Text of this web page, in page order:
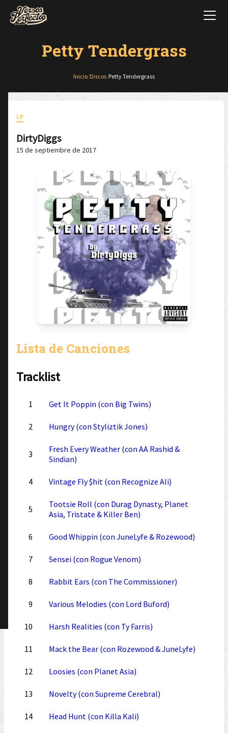
Petty Tendergrass
Inicio Discos Petty Tendergrass
LP
DirtyDiggs
15 de septiembre de 2017
Lista de Canciones
Tracklist
1 Get It Poppin (con Big Twins)
2 Hungry (con Styliztik Jones)
3
Fresh Every Weather (con AA Rashid &
Sindian)
4 Vintage Fly $hit (con Recognize Ali)
5
Tootsie Roll (con Durag Dynasty, Planet
Asia, Tristate & Killer Ben)
6 Good Whippin (con JuneLyfe & Rozewood)
7 Sensei (con Rogue Venom)
8 Rabbit Ears (con The Commissioner)
9 Various Melodies (con Lord Buford)
10 Harsh Realities (con Ty Farris)
11 Mack the Bear (con Rozewood & JuneLyfe)
12 Loosies (con Planet Asia)
13 Novelty (con Supreme Cerebral)
14 Head Hunt (con Killa Kali)